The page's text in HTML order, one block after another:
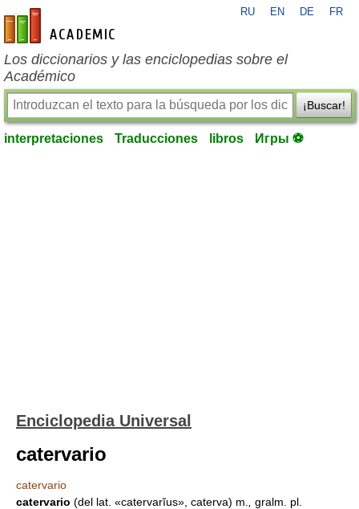
es-academic.com
RU EN DE FR
Los diccionarios y las enciclopedias sobre el
Académico
¡Buscar!
interpretaciones Traducciones libros Игры ⚽
Enciclopedia Universal
catervario
catervario
catervario (del lat. «catervarĭus», caterva) m.
gralm. pl.